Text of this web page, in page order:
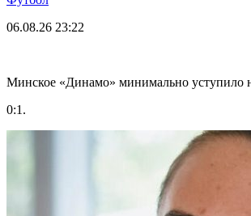
06.08.26 23:22
Минское «Динамо» минимально уступило
0:1.